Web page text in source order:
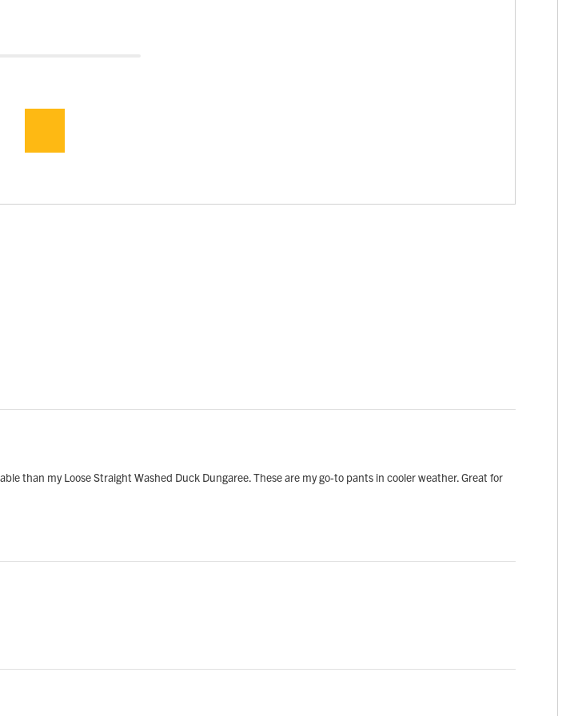
than my Loose Straight Washed Duck Dungaree. These are my go-to pants in cooler weather. Great for